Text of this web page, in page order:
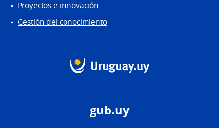
Proyectos e innovación
Gestión del conocimiento
gub.uy